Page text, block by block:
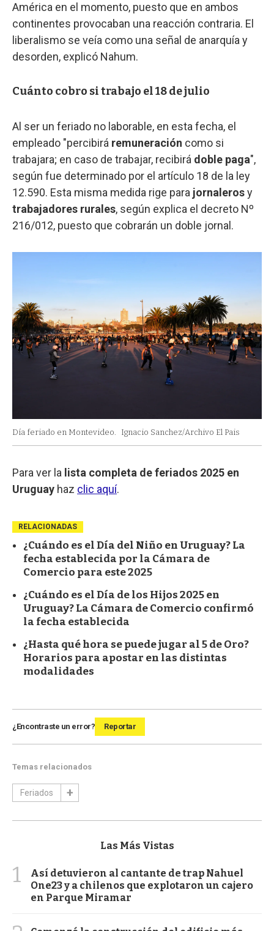
América en el momento, puesto que en ambos
continentes provocaban una reacción contraria. El
liberalismo se veía como una señal de anarquía y
desorden, explicó Nahum.
Cuánto cobro si trabajo el 18 de julio
Al ser un feriado no laborable, en esta fecha, el
empleado "percibirá remuneración como si
trabajara; en caso de trabajar, recibirá doble paga",
según fue determinado por el artículo 18 de la ley
12.590. Esta misma medida rige para jornalerosy
trabajadores rurales, según explica el decreto Nº
216/012, puesto que cobrarán un doble jornal.
Día feriado en Montevideo. Ignacio Sanchez/Archivo El Pais
Para ver la lista completa de feriados 2025 en
Uruguay haz clic aquí.
RELACIONADAS
¿Cuándo es el Día del Niño en Uruguay? La
fecha establecida por la Cámara de
Comercio para este 2025
¿Cuándo es el Día de los Hijos 2025 en
Uruguay? La Cámara de Comercio confirmó
la fecha establecida
¿Hasta qué hora se puede jugar al 5 de Oro?
Horarios para apostar en las distintas
modalidades
¿Encontraste un error? Reportar
Temas relacionados
Feriados
Las Más Vistas
1
Así detuvieron al cantante de trap Nahuel
One23 y a chilenos que explotaron un cajero
en Parque Miramar